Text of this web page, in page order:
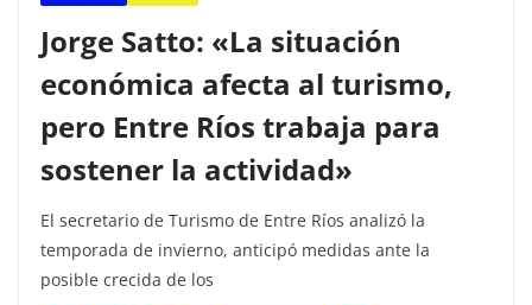
Jorge Satto: «La situación
económica afecta al turismo,
pero Entre Ríos trabaja para
sostener la actividad»
El secretario de Turismo de Entre Ríos analizó la
temporada de invierno, anticipó medidas ante la
posible crecida de los